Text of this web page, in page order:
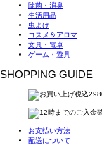
除菌・消臭
生活用品
虫よけ
コスメ＆アロマ
文具・電卓
ゲーム・遊具
SHOPPING GUIDE
お支払い方法
配送について